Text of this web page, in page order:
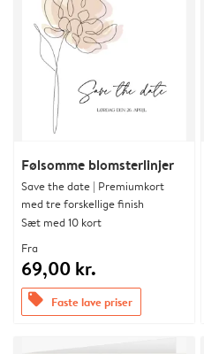
Følsomme blomsterlinjer
Save the date | Premiumkort
med tre forskellige finish
Sæt med 10 kort
Fra
69,00 kr.
offers Faste lave priser